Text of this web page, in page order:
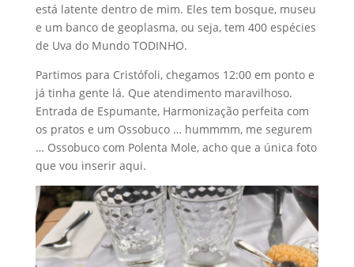
está latente dentro de mim. Eles tem bosque, museu
e um banco de geoplasma, ou seja, tem 400 espécies
de Uva do Mundo TODINHO.
Partimos para Cristófoli, chegamos 12:00 em ponto e
já tinha gente lá. Que atendimento maravilhoso.
Entrada de Espumante, Harmonização perfeita com
os pratos e um Ossobuco … hummmm, me segurem
… Ossobuco com Polenta Mole, acho que a única foto
que vou inserir aqui.